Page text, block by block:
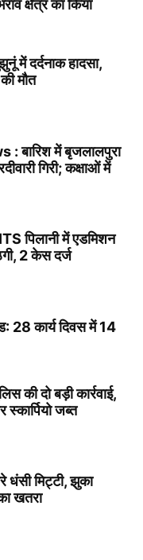
क्षेत्र का किया
दर्दनाक हादसा,
मौत
बारिश में बृजलालपुरा
गिरी; कक्षाओं में
पिलानी में एडमिशन
2 केस दर्ज
28 कार्य दिवस में 14
की दो बड़ी कार्रवाई,
जब्त
धंसी मिट्टी, झुका
खतरा